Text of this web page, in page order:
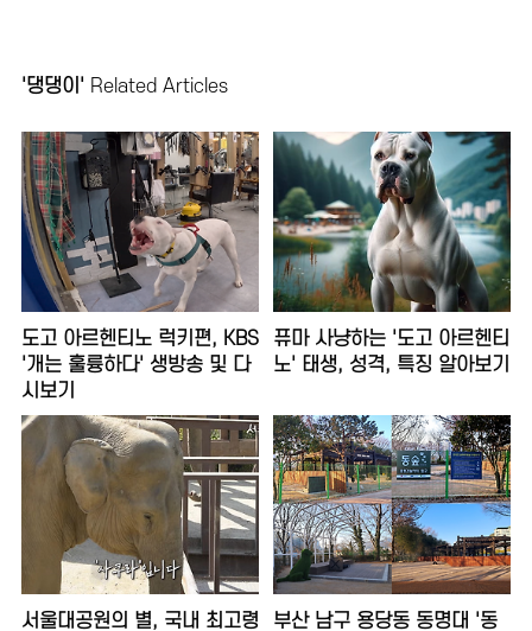
'댕댕이' Related Articles
도고 아르헨티노 럭키편, KBS
'개는 훌륭하다' 생방송 및 다
시보기
퓨마 사냥하는 '도고 아르헨티
노' 태생, 성격, 특징 알아보기
서울대공원의 별, 국내 최고령 부산 남구 용당동 동명대 '동